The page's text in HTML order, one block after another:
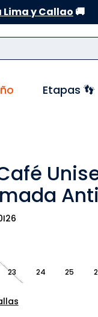
Lima y Callao 🚚
Etapas 👣
23 24 25